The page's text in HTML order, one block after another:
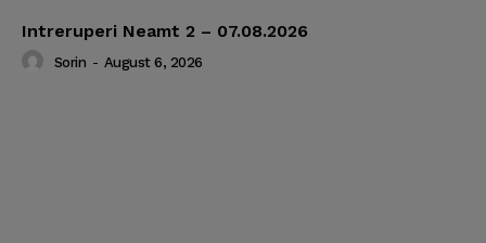
Intreruperi Neamt 2 – 07.08.2026
Sorin - August 6, 2026